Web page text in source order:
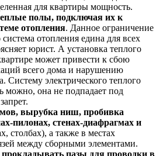
для квартиры мощность.
полы, подключая их к
отопления. Данное ограничение
система отопления едина для всех
юрист. А установка теплого
может привести к сбою
всего дома и нарушению
Систему электрического теплого
можно, она не подпадает под
вырубка ниш, пробивка
пилонах, стенах-диафрагмах и
столбах), а также в местах
между сборными элементами.
пазы для проводки в